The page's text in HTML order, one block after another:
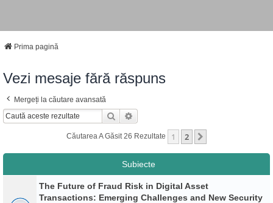
Prima pagină
Vezi mesaje fără răspuns
Mergeți la căutare avansată
Căutare
Căutarea A Găsit 26 Rezultate 1 2
Subiecte
The Future of Fraud Risk in Digital Asset
Transactions: Emerging Challenges and New Security